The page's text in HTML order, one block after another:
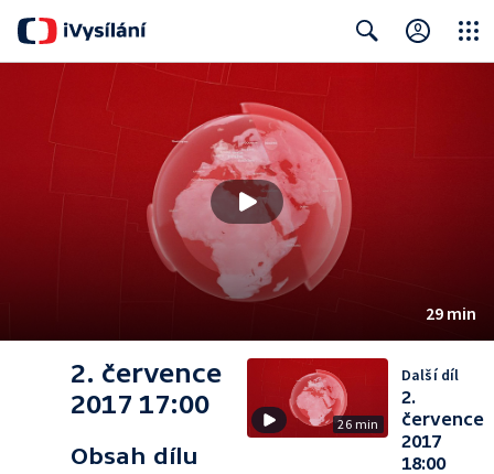
29 min
2. července
2017 17:00
Obsah dílu
26 min
Další díl
2.
července
2017
18:00